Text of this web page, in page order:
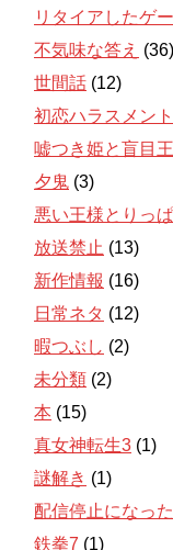
リタイアしたゲ
不気味な答え (36)
世間話 (12)
初恋ハラスメント
嘘つき姫と盲目
夕鬼 (3)
悪い王様とりっ
放送禁止 (13)
新作情報 (16)
日常ネタ (12)
暇つぶし (2)
未分類 (2)
本 (15)
真女神転生3 (1)
謎解き (1)
配信停止になっ
鉄拳7 (1)